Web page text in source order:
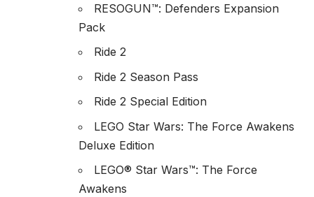
RESOGUN™: Defenders Expansion
Pack
Ride 2
Ride 2 Season Pass
Ride 2 Special Edition
LEGO Star Wars: The Force Awakens
Deluxe Edition
LEGO® Star Wars™: The Force
Awakens